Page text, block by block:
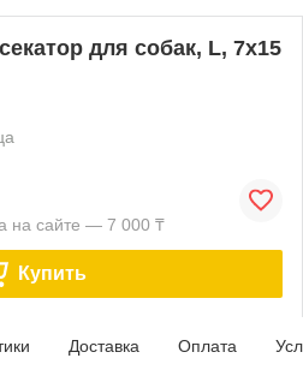
для собак, L, 7х15
на сайте — 7 000 ₸
Купить
Доставка Оплата